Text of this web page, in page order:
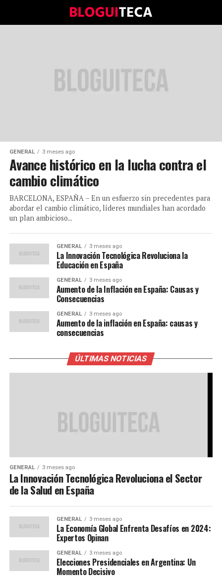
GENERAL 3 meses ago
Avance histórico en la lucha contra el
cambio climático
BARCELONA, ESPAÑA – En un esfuerzo sin precedentes para
abordar el cambio climático, líderes mundiales han acordado
un plan ambicioso...
GENERAL 3 meses ago
La Innovación Tecnológica Revoluciona la
Educación en España
GENERAL 3 meses ago
Aumento de la Inflación en España: Causas y
Consecuencias
GENERAL 3 meses ago
Aumento de la inflación en España: causas y
consecuencias
ÚLTIMAS NOTICIAS
GENERAL 3 meses ago
La Innovación Tecnológica Revoluciona el Sector
de la Salud en España
GENERAL 3 meses ago
La Economía Global Enfrenta Desafíos en 2024:
Expertos Opinan
GENERAL 3 meses ago
Elecciones Presidenciales en Argentina: Un
Momento Decisivo